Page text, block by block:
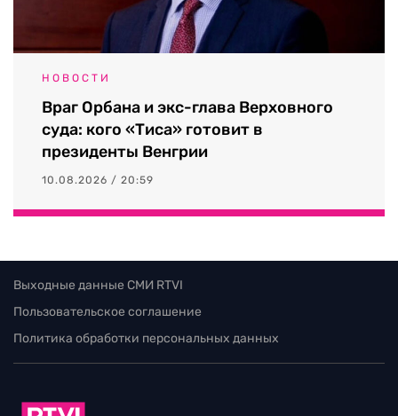
НОВОСТИ
Враг Орбана и экс-глава Верховного
суда: кого «Тиса» готовит в
президенты Венгрии
10.08.2026 / 20:59
Выходные данные СМИ RTVI
Пользовательское соглашение
Политика обработки персональных данных